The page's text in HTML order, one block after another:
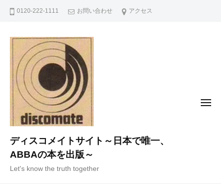
0120-222-1111 お問い合わせ アクセス
ディスコメイトサイト～日本で唯一、
ABBAの本を出版～
Let's know the truth together
メ